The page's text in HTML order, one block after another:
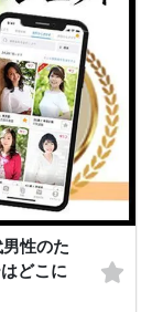
性のた
どこに